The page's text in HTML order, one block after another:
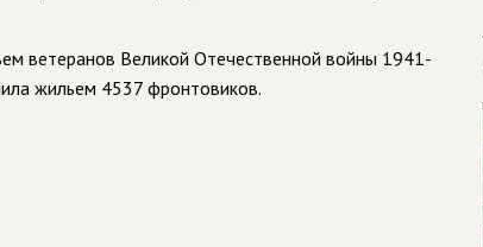
ветеранов Великой Отечественной войны 1941-
жильем 4537 фронтовиков.